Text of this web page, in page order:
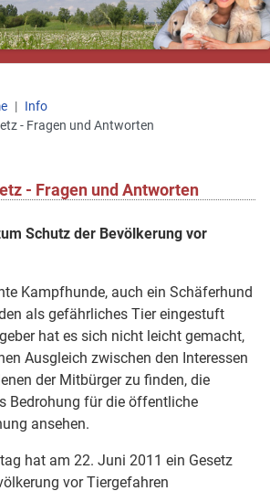
Info
- Fragen und Antworten
- Fragen und Antworten
Schutz der Bevölkerung vor
Kampfhunde, auch ein Schäferhund
als gefährliches Tier eingestuft
hat es sich nicht leicht gemacht,
Ausgleich zwischen den Interessen
der Mitbürger zu finden, die
Bedrohung für die öffentliche
ansehen.
hat am 22. Juni 2011 ein Gesetz
vor Tiergefahren